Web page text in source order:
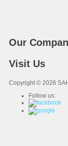
Our
Visit Us
Copyright © 2026
Follow us: